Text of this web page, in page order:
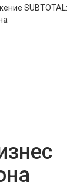
SUBTOTAL: